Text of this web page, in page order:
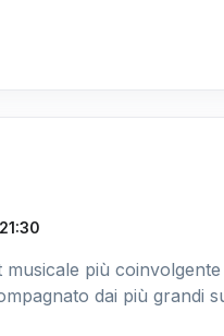
21:30
più
dai più grandi